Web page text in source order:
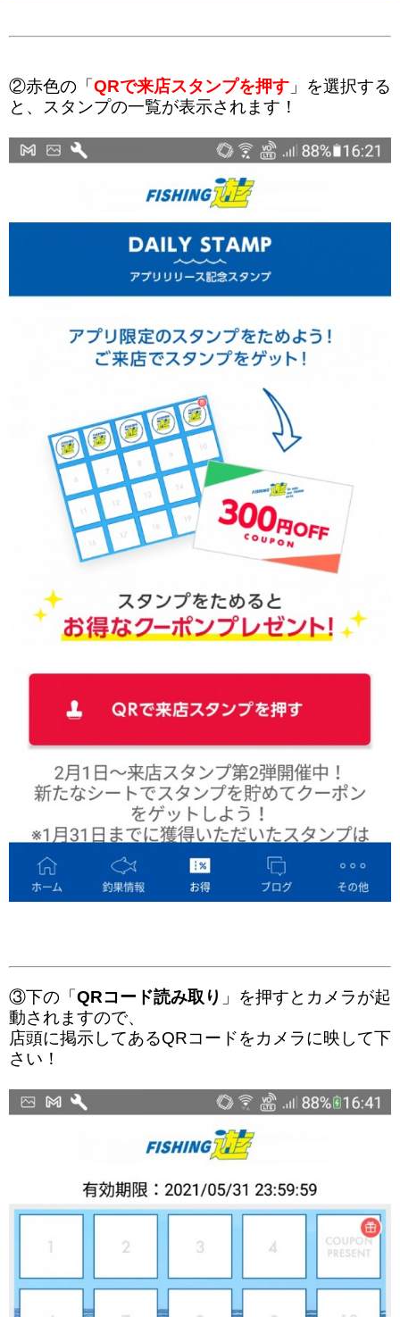
②赤色の「 QRで来店スタンプを押す 」を選択する
と、スタンプの一覧が表示されます！
③下の「 QRコード読み取り 」を押すとカメラが起
動されますので、
店頭に掲示してあるQRコードをカメラに映して下
さい！